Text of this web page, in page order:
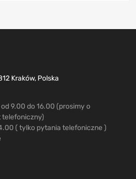
Kraków, Polska
9.00 do 16.00 (prosimy o
( tylko pytania telefoniczne )